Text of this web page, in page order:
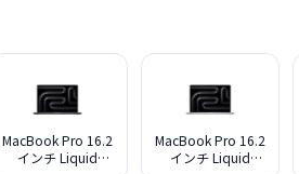
MacBook Pro 16.2
インチ Liquid
MacBook Pro 16.2
インチ Liquid